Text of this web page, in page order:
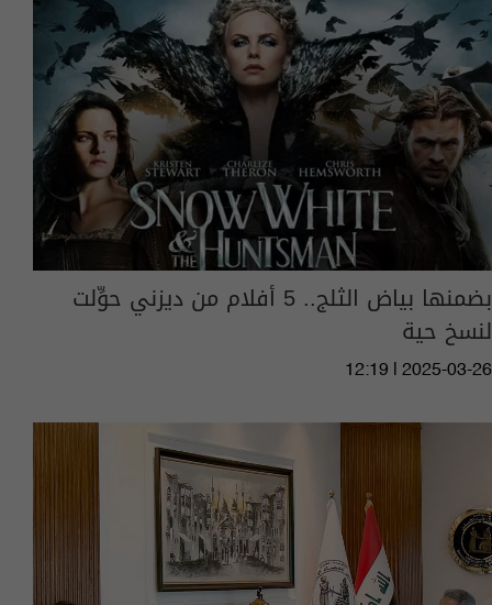
بضمنها بياض الثلج.. 5 أفلام من ديزني حوِّلت
لنسخ حية
12:19 | 2025-03-26